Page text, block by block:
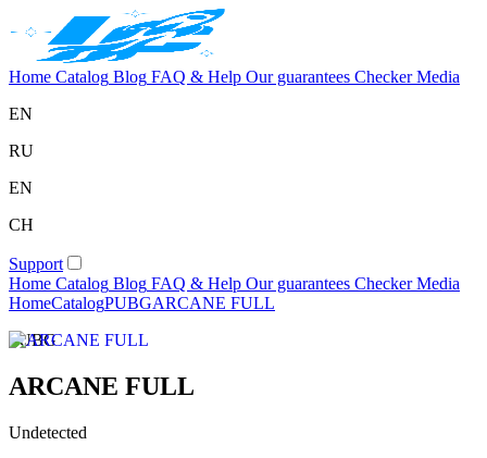
Home Catalog Blog FAQ & Help Our guarantees Checker Media
EN
RU
EN
CH
Support
Home Catalog Blog FAQ & Help Our guarantees Checker Media
HomeCatalogPUBGARCANE FULL
PUBG
ARCANE FULL
Undetected